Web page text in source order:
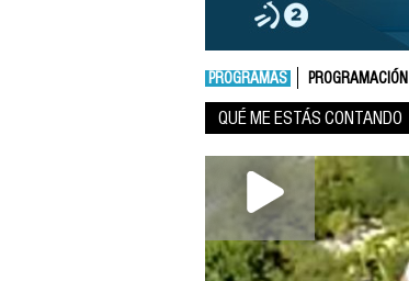
PROGRAMAS PROGRAMACIÓN
QUÉ ME ESTÁS CONTANDO